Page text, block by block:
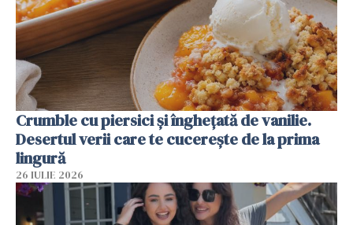
Crumble cu piersici și înghețată de vanilie.
Desertul verii care te cucerește de la prima
lingură
26 IULIE 2026